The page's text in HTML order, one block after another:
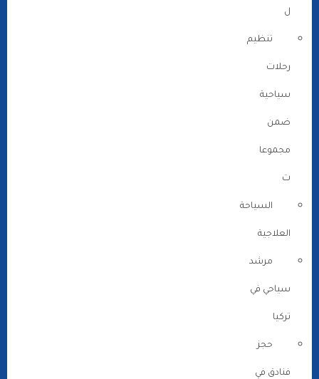
ل
تنظيم
رحلات
سياحية
ضمن
مجموعا
ت
السياحة
العلاجية
مرشد
سياحي في
تركيا
حجز
فنادق في